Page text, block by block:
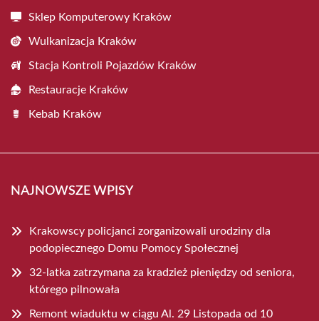
Sklep Komputerowy Kraków
Wulkanizacja Kraków
Stacja Kontroli Pojazdów Kraków
Restauracje Kraków
Kebab Kraków
NAJNOWSZE WPISY
Krakowscy policjanci zorganizowali urodziny dla
podopiecznego Domu Pomocy Społecznej
32-latka zatrzymana za kradzież pieniędzy od seniora,
którego pilnowała
Remont wiaduktu w ciągu Al. 29 Listopada od 10